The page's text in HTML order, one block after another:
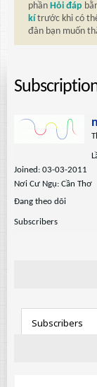
phần Hỏi đáp
kí trước khi có
đàn bạn muốn
Joined: 03-03-2011
Nơi Cư Ngụ: Cần Thơ
Ðang theo dõi
Subscribers